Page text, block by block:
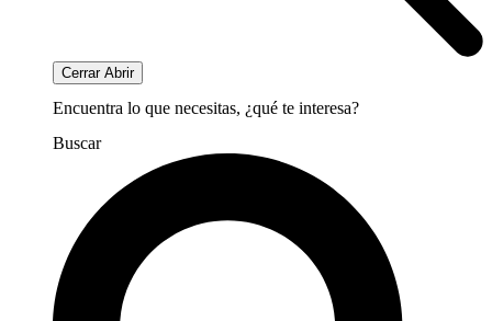
Cerrar Abrir
Encuentra lo que necesitas, ¿qué te interesa?
Buscar